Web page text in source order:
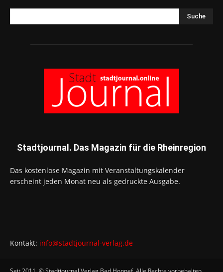
Suche
Stadtjournal. Das Magazin für die Rheinregion
Das kostenlose Magazin mit Veranstaltungskalender
erscheint jeden Monat neu als gedruckte Ausgabe.
Kontakt: info@stadtjournal-verlag.de